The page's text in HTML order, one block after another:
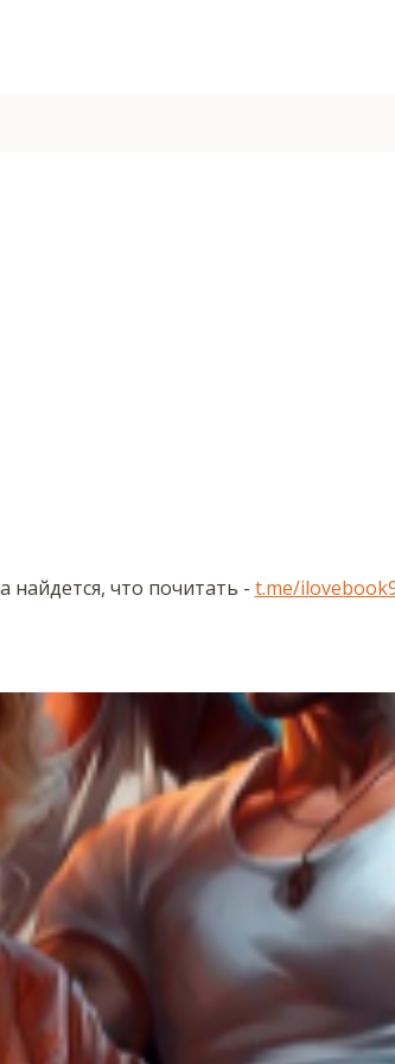
найдется, что почитать - t.me/